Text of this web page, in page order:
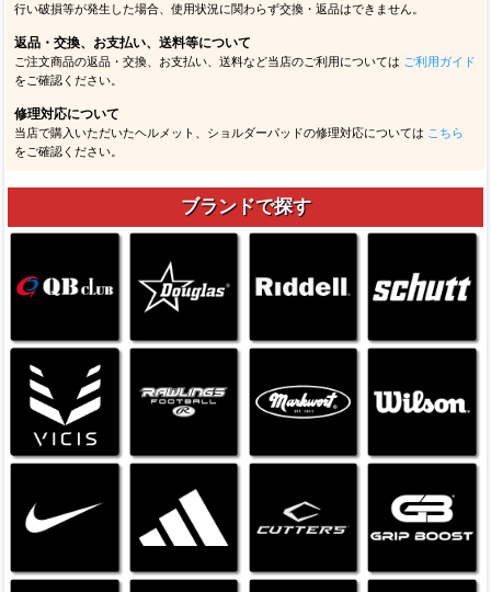
行い破損等が発生した場合、使用状況に関わらず交換・返品はできません。
返品・交換、お支払い、送料等について
ご注文商品の返品・交換、お支払い、送料など当店のご利用については ご利用ガイド
をご確認ください。
修理対応について
当店で購入いただいたヘルメット、ショルダーパッドの修理対応については こちら
をご確認ください。
ブランドで探す